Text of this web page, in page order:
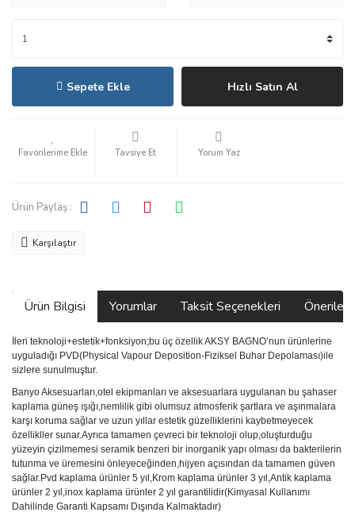
Sepete Ekle Hızlı Satın Al
Tavsiye Et Yorum Yaz
Ürün Paylaş :
Karşılaştır
Ürün Bilgisi Yorumlar Taksit Seçenekleri
İleri teknoloji+estetik+fonksiyon;bu üç özellik AKSY BAGNO’nun ürünlerine
uyguladığı PVD(Physical Vapour Deposition-Fiziksel Buhar Depolaması)ile
sizlere sunulmuştur.
Banyo Aksesuarları,otel ekipmanları ve aksesuarlara uygulanan bu şahaser
kaplama güneş ışığı,nemlilik gibi olumsuz atmosferik şartlara ve aşınmalara
karşı koruma sağlar ve uzun yıllar estetik güzelliklerini kaybetmeyecek
özellikller sunar.Ayrıca tamamen çevreci bir teknoloji olup,oluşturduğu
yüzeyin çizilmemesi seramik benzeri bir inorganik yapı olması da bakterilerin
tutunma ve üremesini önleyeceğinden,hijyen açısından da tamamen güven
sağlar.Pvd kaplama ürünler 5 yıl,Krom kaplama ürünler 3 yıl,Antik kaplama
ürünler 2 yıl,inox kaplama ürünler 2 yıl garantilidir(Kimyasal Kullanımı
Dahilinde Garanti Kapsamı Dışında Kalmaktadır)